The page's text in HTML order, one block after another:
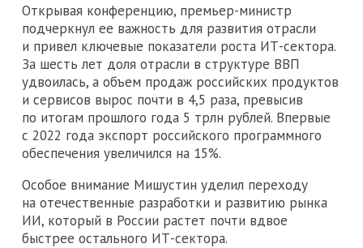
Открывая конференцию, премьер-министр
подчеркнул ее важность для развития отрасли
и привел ключевые показатели роста ИТ-сектора.
За шесть лет доля отрасли в структуре ВВП
удвоилась, а объем продаж российских продуктов
и сервисов вырос почти в 4,5 раза, превысив
по итогам прошлого года 5 трлн рублей. Впервые
с 2022 года экспорт российского программного
обеспечения увеличился на 15%.
Особое внимание Мишустин уделил переходу
на отечественные разработки и развитию рынка
ИИ, который в России растет почти вдвое
быстрее остального ИТ-сектора.